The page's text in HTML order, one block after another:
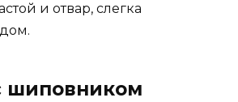
и отвар, слегка
шиповником